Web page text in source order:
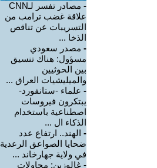
-
مصادر تفسر لـCNN
علاقة غضب ترامب من
التسريبات عن تناقص
الذخا ...
- مصدر سعودي
مسؤول: هناك تنسيق
بين الحوثيين
والميليشيات العراق ...
- علماء -ستانفورد-
يبتكرون فيروسات
اصطناعية باستخدام
الذكاء ال ...
- الهند.. ارتفاع عدد
ضحايا الصواعق الرعدية
في ولاية جهارخاند ...
- غالوزين: محاولات